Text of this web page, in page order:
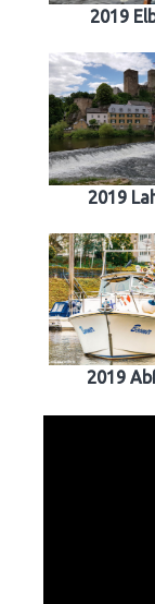
2019
2019
2019